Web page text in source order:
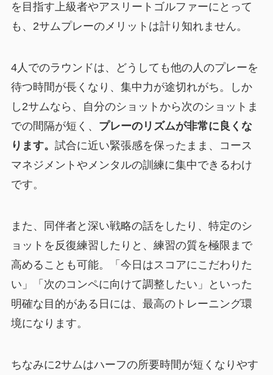
を目指す上級者やアスリートゴルファーにとって
も、2サムプレーのメリットは計り知れません。
4人でのラウンドは、どうしても他の人のプレーを
待つ時間が長くなり、集中力が途切れがち。しか
し2サムなら、自分のショットから次のショットま
での間隔が短く、 プレーのリズムが非常に良くな
ります。 試合に近い緊張感を保ったまま、コース
マネジメントやメンタルの訓練に集中できるわけ
です。
また、同伴者と深い戦略の話をしたり、特定のシ
ョットを反復練習したりと、練習の質を極限まで
高めることも可能。「今日はスコアにこだわりた
い」「次のコンペに向けて調整したい」といった
明確な目的がある日には、最高のトレーニング環
境になります。
ちなみに2サムはハーフの所要時間が短くなりやす